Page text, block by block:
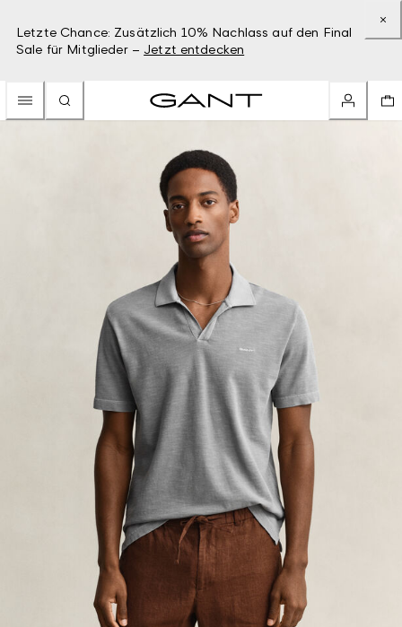
Letzte Chance: Zusätzlich 10% Nachlass auf den Final
Sale für Mitglieder – Jetzt entdecken